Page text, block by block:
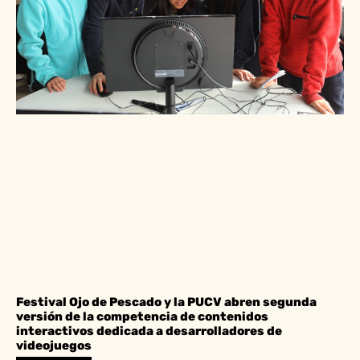
Festival Ojo de Pescado y la PUCV abren segunda
versión de la competencia de contenidos
interactivos dedicada a desarrolladores de
videojuegos